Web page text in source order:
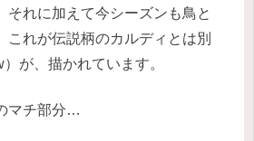
それに加えて今シーズンも鳥と
れが伝説柄のカルディとは別
が、描かれています。
マチ部分…